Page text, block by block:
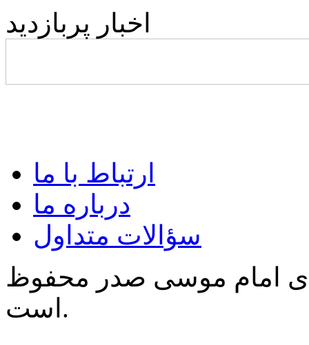
اخبار پربازدید
ارتباط با ما
درباره ما
سؤالات متداول
امام موسی صدر محفوظ
است.